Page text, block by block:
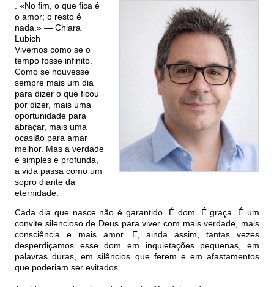
. «No fim, o que fica é
o amor; o resto é
nada.» — Chiara
Lubich
Vivemos como se o
tempo fosse infinito.
Como se houvesse
sempre mais um dia
para dizer o que ficou
por dizer, mais uma
oportunidade para
abraçar, mais uma
ocasião para amar
melhor. Mas a verdade
é simples e profunda,
a vida passa como um
sopro diante da
eternidade.
Cada dia que nasce não é garantido. É dom. É graça. É um
convite silencioso de Deus para viver com mais verdade, mais
consciência e mais amor. E, ainda assim, tantas vezes
desperdiçamos esse dom em inquietações pequenas, em
palavras duras, em silêncios que ferem e em afastamentos
que poderiam ser evitados.